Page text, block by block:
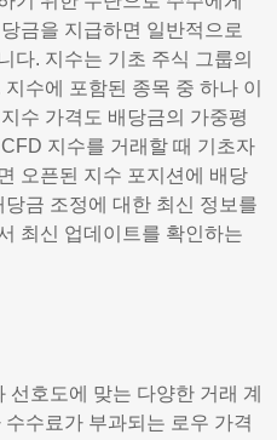
금을 지급하면 일반적으로
다. 지수는 기초 주식 그룹의
수에 포함된 종목 중 하나 이
수 가격도 배당금의 가중평
지수를 거래할 때 기초자
오픈된 지수 포지션에 배당
금 조정에 대한 최신 정보를
최신 업데이트를 확인하는
호도에 맞는 다양한 거래 계
수료가 부과되는 로우 가격